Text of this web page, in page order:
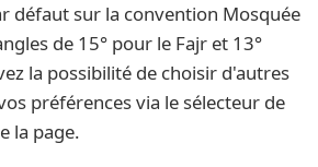
défaut sur la convention Mosquée
de 15° pour le Fajr et 13°
la possibilité de choisir d'autres
préférences via le sélecteur de
la page.